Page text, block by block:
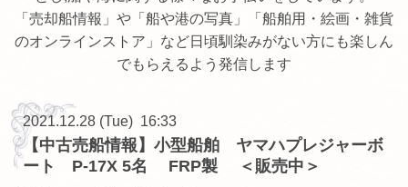
「売却船情報」や「船や港の写真」「船舶用・絵画・雑貨
のオンラインストア」など日頃馴染みがない方にも楽しん
でもらえるよう発信します
2021.12.28 (Tue) 16:33
【中古売船情報】小型船舶 ヤマハプレジャーボ
ート P-17X 5名 FRP製 ＜販売中＞